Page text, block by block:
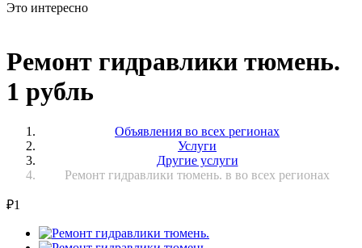
Это интересно
Ремонт гидравлики тюмень.
1 рубль
Объявления во всех регионах
Услуги
Другие услуги
Ремонт гидравлики тюмень. в во всех регионах
₽1